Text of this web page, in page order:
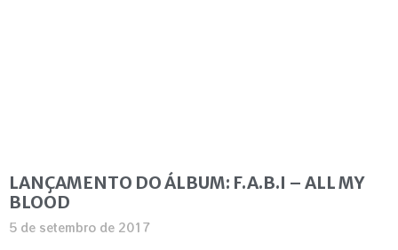
LANÇAMENTO DO ÁLBUM: F.A.B.I – ALL MY
BLOOD
5 de setembro de 2017